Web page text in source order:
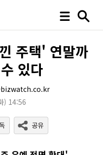
주택' 연말까
있다
) 14:56